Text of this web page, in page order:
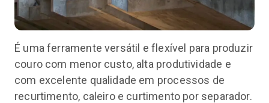
É uma ferramente versátil e flexível para produzir
couro com menor custo, alta produtividade e
com excelente qualidade em processos de
recurtimento, caleiro e curtimento por separador.